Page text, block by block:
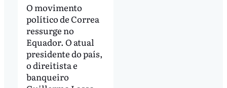
O movimento
político de Correa
ressurge no
Equador. O atual
presidente do país,
o direitista e
banqueiro